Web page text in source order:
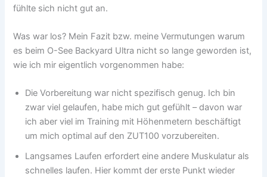
fühlte sich nicht gut an.
Was war los? Mein Fazit bzw. meine Vermutungen warum
es beim O-See Backyard Ultra nicht so lange geworden ist,
wie ich mir eigentlich vorgenommen habe:
Die Vorbereitung war nicht spezifisch genug. Ich bin
zwar viel gelaufen, habe mich gut gefühlt – davon war
ich aber viel im Training mit Höhenmetern beschäftigt
um mich optimal auf den ZUT100 vorzubereiten.
Langsames Laufen erfordert eine andere Muskulatur als
schnelles laufen. Hier kommt der erste Punkt wieder